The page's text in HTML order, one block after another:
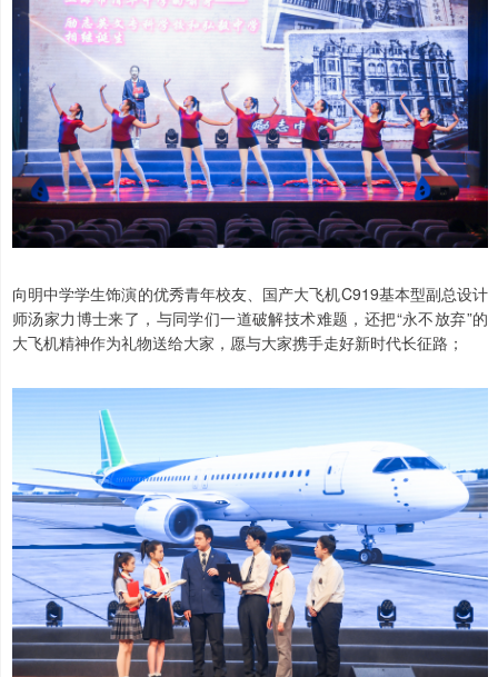
向明中学学生饰演的优秀青年校友、国产大飞机C919基本型副总设计
师汤家力博士来了，与同学们一道破解技术难题，还把“永不放弃”的
大飞机精神作为礼物送给大家，愿与大家携手走好新时代长征路；